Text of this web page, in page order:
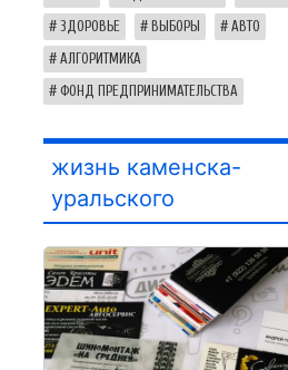
ЗДОРОВЬЕ ВЫБОРЫ АВТО
АЛГОРИТМИКА
ФОНД ПРЕДПРИНИМАТЕЛЬСТВА
жизнь каменска-
уральского